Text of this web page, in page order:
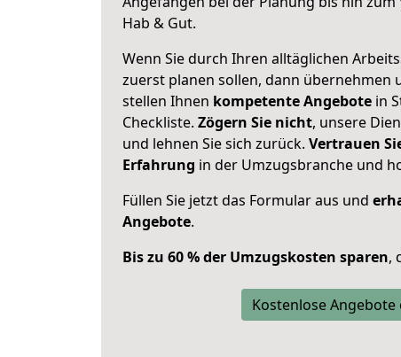
Hab & Gut.
Wenn Sie durch Ihren alltäglichen
zuerst planen sollen, dann übernehmen
stellen Ihnen kompetente Angebote in
Checkliste. Zögern Sie nicht, unsere
und lehnen Sie sich zurück. Vertrauen
Erfahrung in der Umzugsbranche und
Füllen Sie jetzt das Formular aus und
Angebote.
Bis zu 60 % der Umzugskosten sparen,
Kostenlose Angebote